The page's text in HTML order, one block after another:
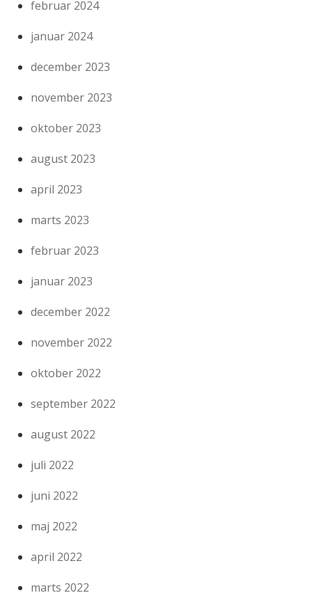
februar 2024
januar 2024
december 2023
november 2023
oktober 2023
august 2023
april 2023
marts 2023
februar 2023
januar 2023
december 2022
november 2022
oktober 2022
september 2022
august 2022
juli 2022
juni 2022
maj 2022
april 2022
marts 2022